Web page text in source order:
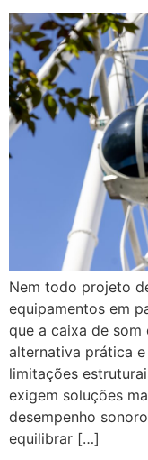
Nem todo projeto
equipamentos em
que a caixa de
alternativa prática
limitações
exigem soluções
desempenho
equilibrar […]